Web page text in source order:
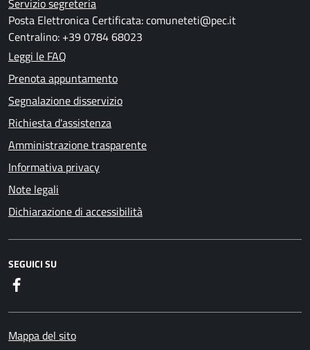
Servizio segreteria
Posta Elettronica Certificata: comuneteti@pec.it
Centralino: +39 0784 68023
Leggi le FAQ
Prenota appuntamento
Segnalazione disservizio
Richiesta d'assistenza
Amministrazione trasparente
Informativa privacy
Note legali
Dichiarazione di accessibilità
SEGUICI SU
Mappa del sito